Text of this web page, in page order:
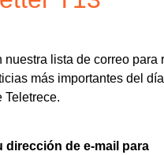
nuestra lista de correo para
más importantes del
Teletrece.
dirección de e-mail para